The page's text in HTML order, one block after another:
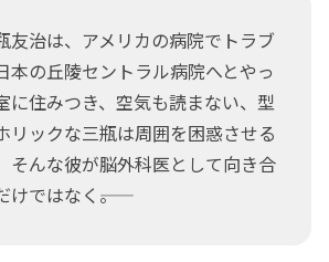
友治は、アメリカの病院でトラブ
本の丘陵セントラル病院へとやっ
に住みつき、空気も読まない、型
リックな三瓶は周囲を困惑させる
そんな彼が脳外科医として向き合
ではなく――。